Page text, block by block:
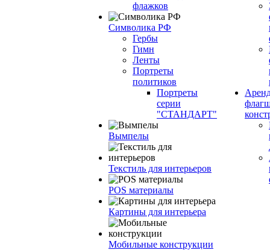
флажков
Символика РФ
Гербы
Гимн
Ленты
Портреты
политиков
Портреты
серии
"СТАНДАРТ"
Вымпелы
Текстиль для интерьеров
POS материалы
Картины для интерьера
Мобильные конструкции